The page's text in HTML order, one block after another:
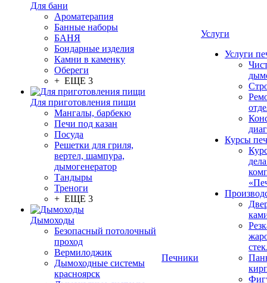
Для бани
Ароматерапия
Банные наборы
БАНЯ
Бондарные изделия
Камни в каменку
Обереги
+ ЕЩЕ 3
Для приготовления пищи
Мангалы, барбекю
Печи под казан
Посуда
Решетки для гриля,
вертел, шампура,
дымогенератор
Тандыры
Треноги
+ ЕЩЕ 3
Дымоходы
Безопасный потолочный
проход
Вермилоджик
Дымоходные системы
красноярск
Печники
Услуги
Услуги
Курсы